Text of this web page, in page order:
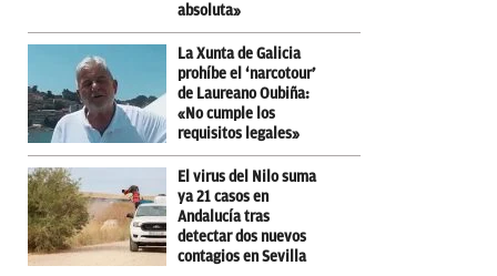
absoluta»
La Xunta de Galicia
prohíbe el ‘narcotour’
de Laureano Oubiña:
«No cumple los
requisitos legales»
El virus del Nilo suma
ya 21 casos en
Andalucía tras
detectar dos nuevos
contagios en Sevilla